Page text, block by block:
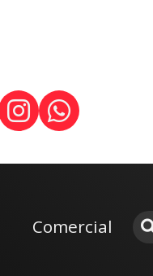
Comercial